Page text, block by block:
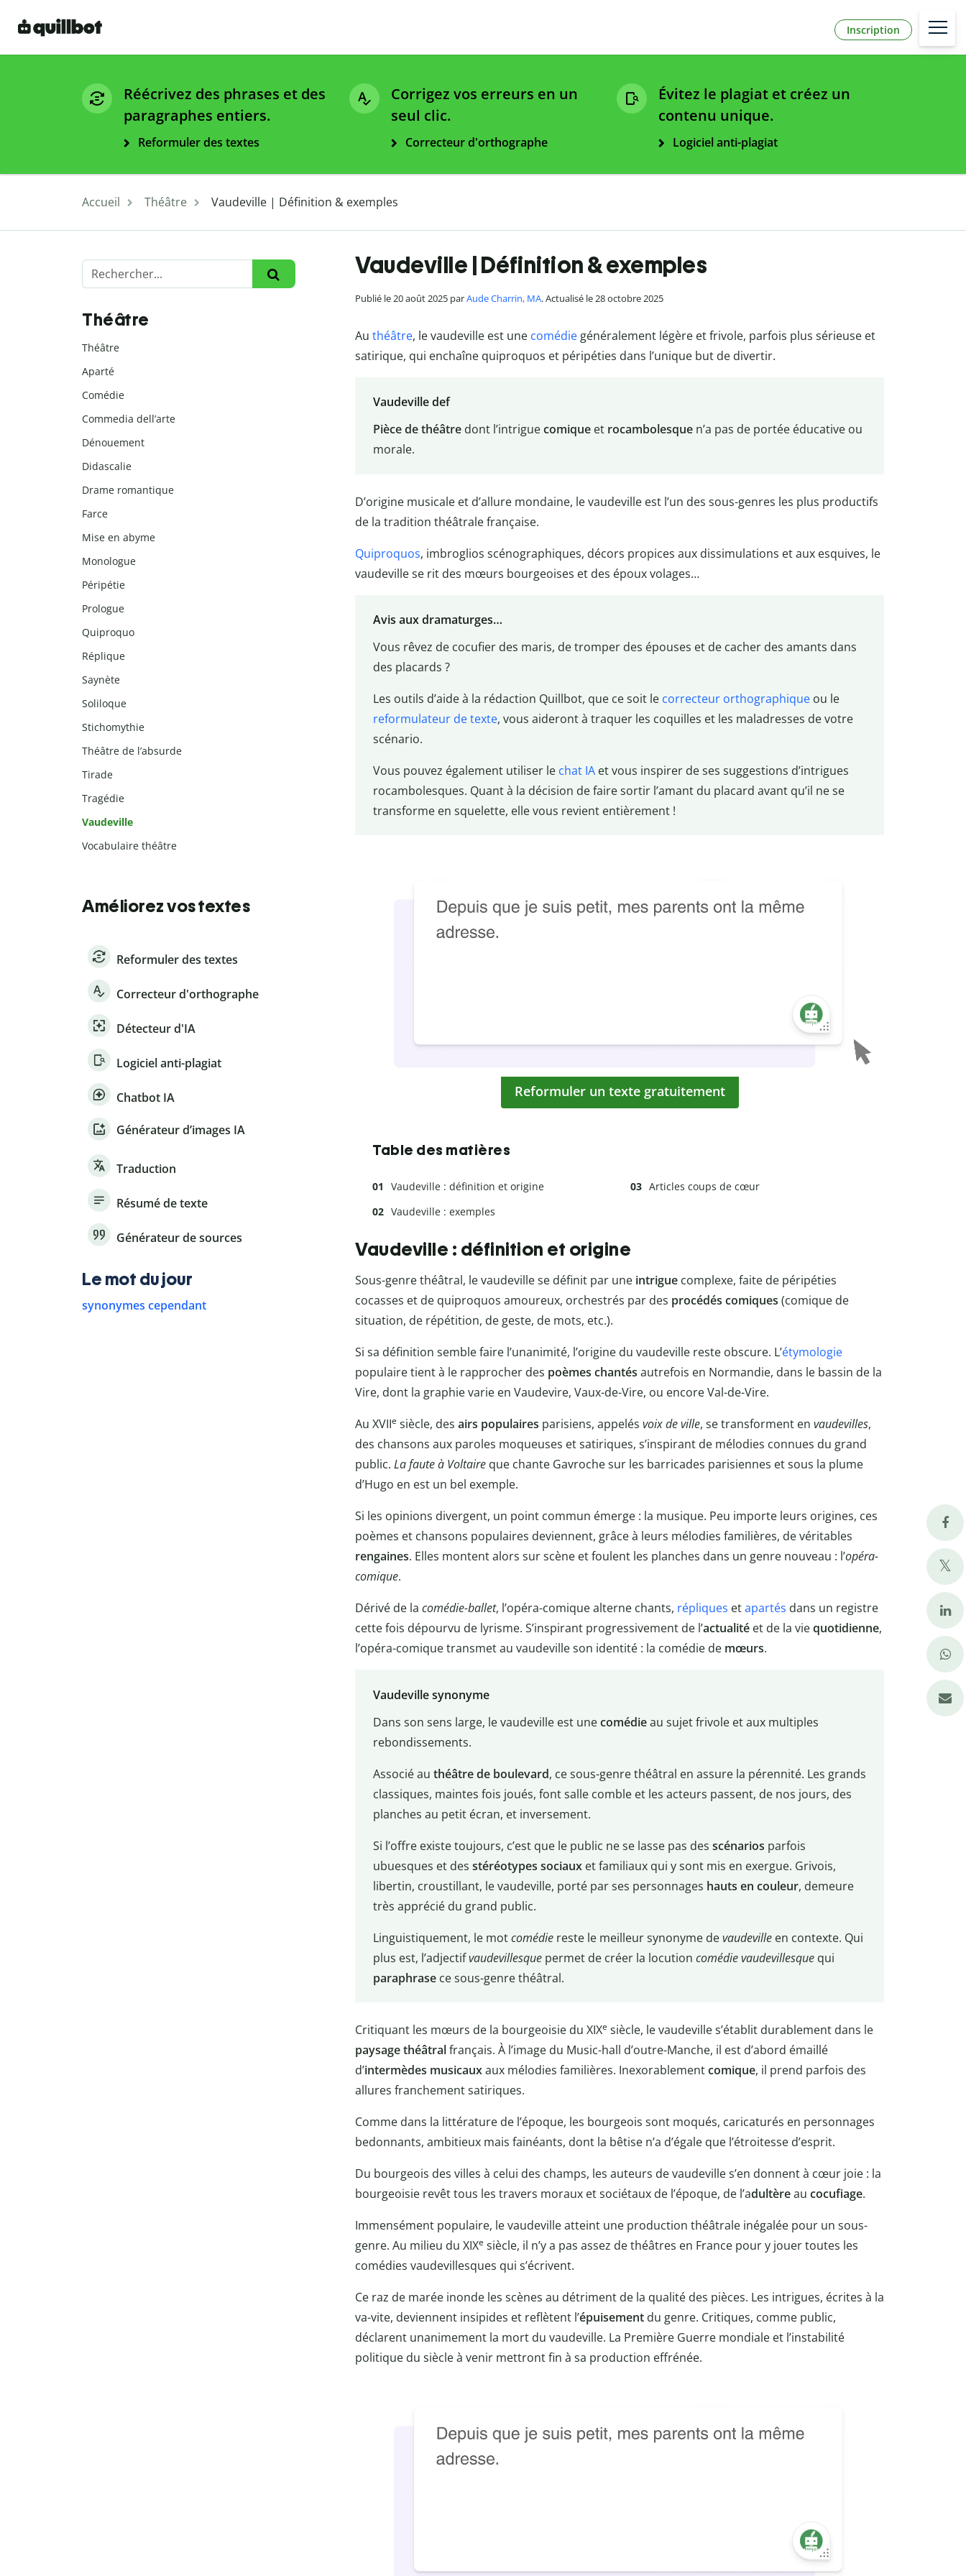
Inscription
Réécrivez des phrases et des
paragraphes entiers.
Reformuler des textes
Corrigez vos erreurs en un
seul clic.
Correcteur d'orthographe
Évitez le plagiat et créez un
contenu unique.
Logiciel anti-plagiat
Accueil Théâtre Vaudeville | Définition & exemples
Vaudeville | Définition & exemples
Publié le 20 août 2025 parAude Charrin, MA. Actualisé le 28 octobre 2025
Au théâtre, le vaudeville est une comédie généralement légère et frivole, parfois plus sérieuse et
satirique, qui enchaîne quiproquos et péripéties dans l’unique but de divertir.
Vaudeville def
Pièce de théâtredont l’intriguecomiqueet rocambolesquen’a pas de portée éducative ou
morale.
D’origine musicale et d’allure mondaine, le vaudeville est l’un des sous-genres les plus productifs
de la tradition théâtrale française.
Quiproquos, imbroglios scénographiques, décors propices aux dissimulations et aux esquives, le
vaudeville se rit des mœurs bourgeoises et des époux volages…
Avis aux dramaturges…
Vous rêvez de cocufier des maris, de tromper des épouses et de cacher des amants dans
des placards ?
Les outils d’aide à la rédaction Quillbot, que ce soit le correcteur orthographiqueou le
reformulateur de texte, vous aideront à traquer les coquilles et les maladresses de votre
scénario.
Vous pouvez également utiliser le chat IAet vous inspirer de ses suggestions d’intrigues
rocambolesques. Quant à la décision de faire sortir l’amant du placard avant qu’il ne se
transforme en squelette, elle vous revient entièrement !
Reformuler un texte gratuitement
Table des matières
Vaudeville : définition et origine
Vaudeville : exemples
Articles coups de cœur
Vaudeville : définition et origine
Sous-genre théâtral, le vaudeville se définit par une intrigue complexe, faite de péripéties
cocasses et de quiproquos amoureux, orchestrés par des procédés comiques (comique de
situation, de répétition, de geste, de mots, etc.).
Si sa définition semble faire l’unanimité, l’origine du vaudeville reste obscure. L’étymologie
populaire tient à le rapprocher des poèmes chantés autrefois en Normandie, dans le bassin de la
Vire, dont la graphie varie en Vaudevire, Vaux-de-Vire, ou encore Val-de-Vire.
Au XVIIe siècle, des airs populaires parisiens, appelés voix de ville, se transforment en vaudevilles,
des chansons aux paroles moqueuses et satiriques, s’inspirant de mélodies connues du grand
public. La faute à Voltaire que chante Gavroche sur les barricades parisiennes et sous la plume
d’Hugo en est un bel exemple.
Si les opinions divergent, un point commun émerge : la musique. Peu importe leurs origines, ces
poèmes et chansons populaires deviennent, grâce à leurs mélodies familières, de véritables
rengaines. Elles montent alors sur scène et foulent les planches dans un genre nouveau : l’opéra-
comique.
Dérivé de la comédie-ballet, l’opéra-comique alterne chants, répliques etapartés dans un registre
cette fois dépourvu de lyrisme. S’inspirant progressivement de l’actualité et de la viequotidienne,
l’opéra-comique transmet au vaudeville son identité : la comédie de mœurs.
Vaudeville synonyme
Dans son sens large, le vaudeville est unecomédieau sujet frivole et aux multiples
rebondissements.
Associé au théâtre de boulevard, ce sous-genre théâtral en assure la pérennité. Les grands
classiques, maintes fois joués, font salle comble et les acteurs passent, de nos jours, des
planches au petit écran, et inversement.
Si l’offre existe toujours, c’est que le public ne se lasse pas des scénarios parfois
ubuesques et des stéréotypes sociauxet familiaux qui y sont mis en exergue. Grivois,
libertin, croustillant, le vaudeville, porté par ses personnages hauts en couleur, demeure
très apprécié du grand public.
Linguistiquement, le motcomédiereste le meilleur synonyme devaudevilleen contexte. Qui
plus est, l’adjectifvaudevillesquepermet de créer la locution comédie vaudevillesquequi
paraphrase ce sous-genre théâtral.
Critiquant les mœurs de la bourgeoisie du XIXe siècle, le vaudeville s’établit durablement dans le
paysage théâtralfrançais. À l’image du Music-hall d’outre-Manche, il est d’abord émaillé
d’intermèdes musicauxaux mélodies familières. Inexorablementcomique, il prend parfois des
allures franchement satiriques.
Comme dans la littérature de l’époque, les bourgeois sont moqués, caricaturés en personnages
bedonnants, ambitieux mais fainéants, dont la bêtise n’a d’égale que l’étroitesse d’esprit.
Du bourgeois des villes à celui des champs, les auteurs de vaudeville s’en donnent à cœur joie : la
bourgeoisie revêt tous les travers moraux et sociétaux de l’époque, de l’adultèreau cocufiage.
Immensément populaire, le vaudeville atteint une production théâtrale inégalée pour un sous-
genre. Au milieu du XIXe siècle, il n’y a pas assez de théâtres en France pour y jouer toutes les
comédies vaudevillesques qui s’écrivent.
Ce raz de marée inonde les scènes au détriment de la qualité des pièces. Les intrigues, écrites à la
va-vite, deviennent insipides et reflètent l’épuisement du genre. Critiques, comme public,
déclarent unanimement la mort du vaudeville. La Première Guerre mondiale et l’instabilité
politique du siècle à venir mettront fin à sa production effrénée.
Théâtre
Théâtre
Aparté
Comédie
Commedia dell’arte
Dénouement
Didascalie
Drame romantique
Farce
Mise en abyme
Monologue
Péripétie
Prologue
Quiproquo
Réplique
Saynète
Soliloque
Stichomythie
Théâtre de l’absurde
Tirade
Tragédie
Vaudeville
Vocabulaire théâtre
Améliorez vos textes
Reformuler des textes
Correcteur d'orthographe
Détecteur d'IA
Logiciel anti-plagiat
Chatbot IA
Générateur d’images IA
Traduction
Résumé de texte
Générateur de sources
Le mot du jour
synonymes cependant